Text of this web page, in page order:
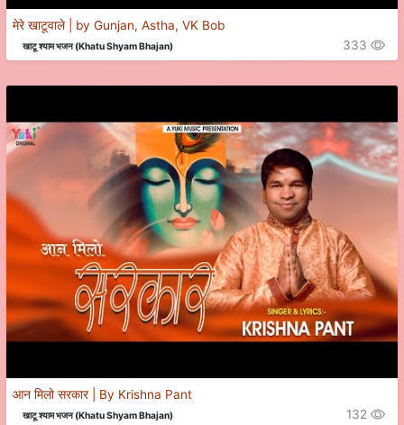
मेरे खाटूवाले | by Gunjan, Astha, VK Bob
खाटू श्याम भजन (Khatu Shyam Bhajan) 333
आन मिलो सरकार | By Krishna Pant
खाटू श्याम भजन (Khatu Shyam Bhajan) 132